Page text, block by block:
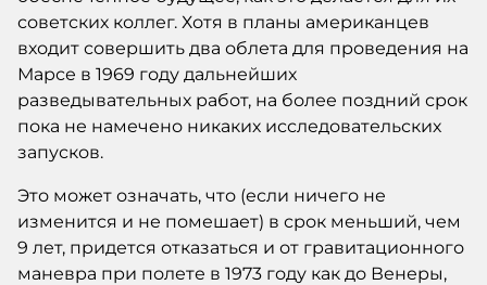
советских коллег. Хотя в планы американцев
входит совершить два облета для проведения на
Марсе в 1969 году дальнейших
разведывательных работ, на более поздний срок
пока не намечено никаких исследовательских
запусков.
Это может означать, что (если ничего не
изменится и не помешает) в срок меньший, чем
9 лет, придется отказаться и от гравитационного
маневра при полете в 1973 году как до Венеры,